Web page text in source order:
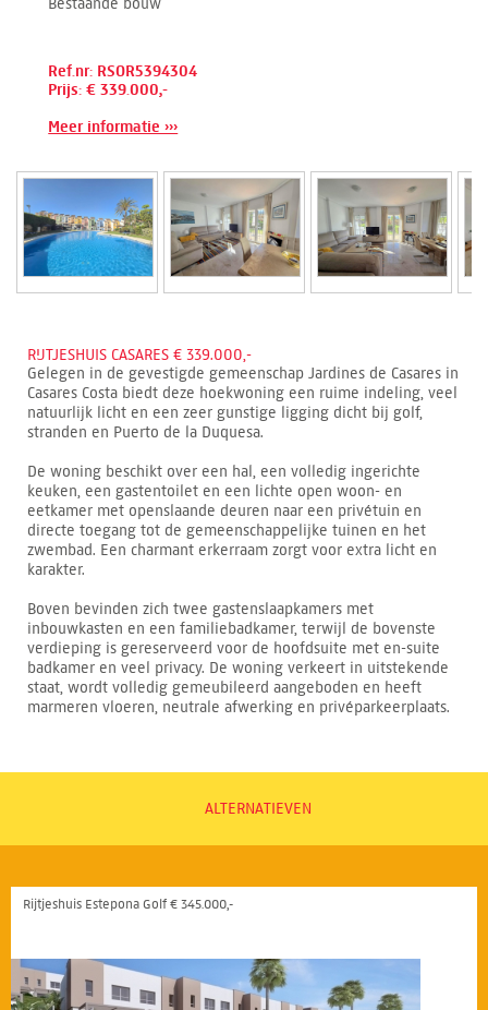
Bestaande bouw
Ref.nr: RSOR5394304
Prijs: € 339.000,-
Meer informatie ›››
RIJTJESHUIS CASARES € 339.000,-
Gelegen in de gevestigde gemeenschap Jardines de Casares in
Casares Costa biedt deze hoekwoning een ruime indeling, veel
natuurlijk licht en een zeer gunstige ligging dicht bij golf,
stranden en Puerto de la Duquesa.
De woning beschikt over een hal, een volledig ingerichte
keuken, een gastentoilet en een lichte open woon- en
eetkamer met openslaande deuren naar een privétuin en
directe toegang tot de gemeenschappelijke tuinen en het
zwembad. Een charmant erkerraam zorgt voor extra licht en
karakter.
Boven bevinden zich twee gastenslaapkamers met
inbouwkasten en een familiebadkamer, terwijl de bovenste
verdieping is gereserveerd voor de hoofdsuite met en-suite
badkamer en veel privacy. De woning verkeert in uitstekende
staat, wordt volledig gemeubileerd aangeboden en heeft
marmeren vloeren, neutrale afwerking en privéparkeerplaats.
ALTERNATIEVEN
Rijtjeshuis Estepona Golf € 345.000,-